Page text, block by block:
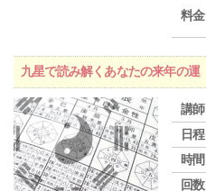
料金
九星で読み解くあなたの来年の運
講師
日程
時間
回数